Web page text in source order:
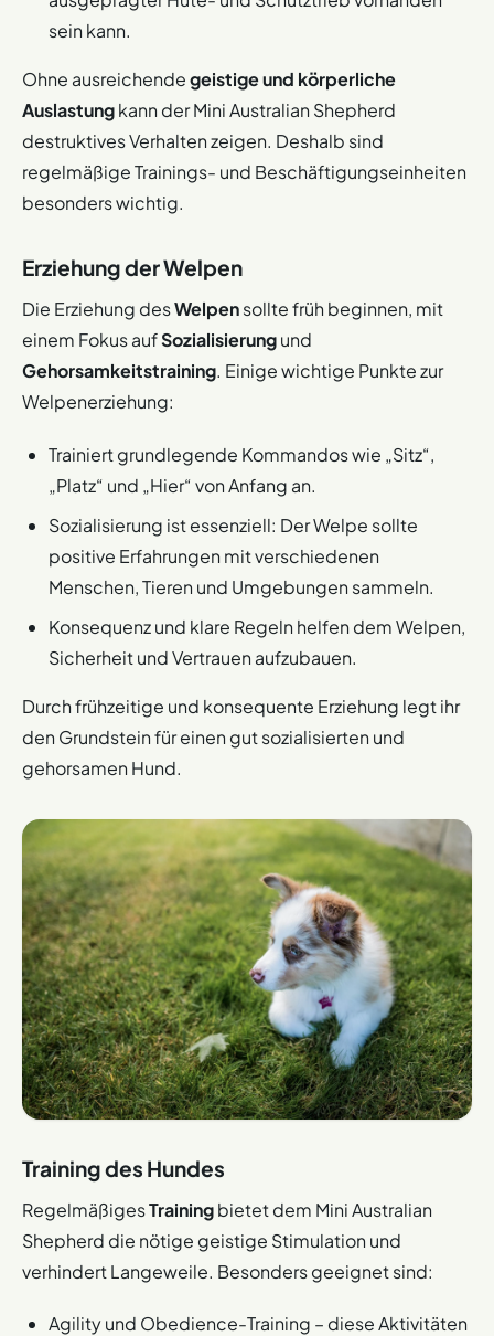
sein kann.
Ohne ausreichendegeistige und körperliche
Auslastungkann der Mini Australian Shepherd
destruktives Verhalten zeigen. Deshalb sind
regelmäßige Trainings- und Beschäftigungseinheiten
besonders wichtig.
Erziehung der Welpen
Die Erziehung desWelpensollte früh beginnen, mit
einem Fokus aufSozialisierungund
Gehorsamkeitstraining. Einige wichtige Punkte zur
Welpenerziehung:
Trainiert grundlegende Kommandos wie „Sitz“,
„Platz“ und „Hier“ von Anfang an.
Sozialisierung ist essenziell: Der Welpe sollte
positive Erfahrungen mit verschiedenen
Menschen, Tieren und Umgebungen sammeln.
Konsequenz und klare Regeln helfen dem Welpen,
Sicherheit und Vertrauen aufzubauen.
Durch frühzeitige und konsequente Erziehung legt ihr
den Grundstein für einen gut sozialisierten und
gehorsamen Hund.
Training des Hundes
RegelmäßigesTrainingbietet dem Mini Australian
Shepherd die nötige geistige Stimulation und
verhindert Langeweile. Besonders geeignet sind:
Agility und Obedience-Training – diese Aktivitäten